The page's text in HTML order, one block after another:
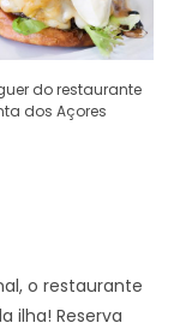
do restaurante
dos Açores
o restaurante
ilha! Reserva